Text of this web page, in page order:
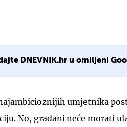
DNEVNIK.hr u omiljeni
umjetnika
No, građani neće morati